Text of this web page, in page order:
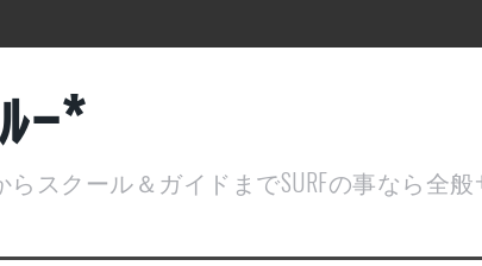
ｰ*
スクール＆ガイドまでSURFの事なら全般